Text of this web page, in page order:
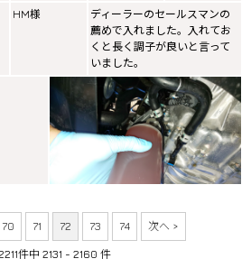
HM様
ディーラーのセールスマンの
薦めで入れました。入れてお
くと長く調子が良いと言って
いました。
70 71 72 73 74 次へ >
件中 2131 - 2160 件